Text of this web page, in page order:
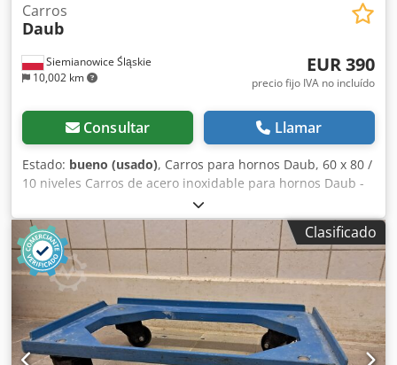
Siemianowice Śląskie
10,002 km
Carros
Daub
EUR 390
precio fijo IVA no incluído
Consultar Llamar
Estado: bueno (usado), Carros para hornos Daub, 60 x 80 /
10 niveles Carros de acero inoxidable para hornos Daub -
usados Djdpfxozn I Dqo Aftsck - para láminas de 60 x 80 -
10 niveles de carga - en perfecto estado - revisados y
limpiados - disponibles en total 20 unidades - disponibles
en almacén o con entrega - precio: 390 € por unidad
Clasificado